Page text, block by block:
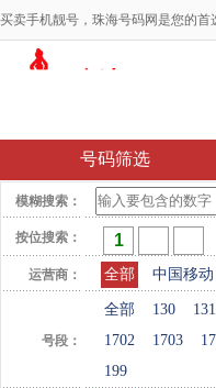
买卖手机靓号，珠海号码网是您的
号码筛选
模糊搜索：
按位搜索：
运营商： 全部 中国移动
号段：
全部 130 131
1702
1703
199